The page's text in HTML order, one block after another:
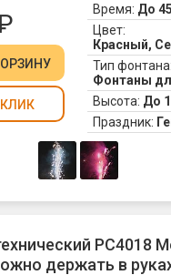
Время: До
Цвет:
Красный,
Тип фонтана:
Фонтаны
Высота: До
Праздник:
РС4018
держать в